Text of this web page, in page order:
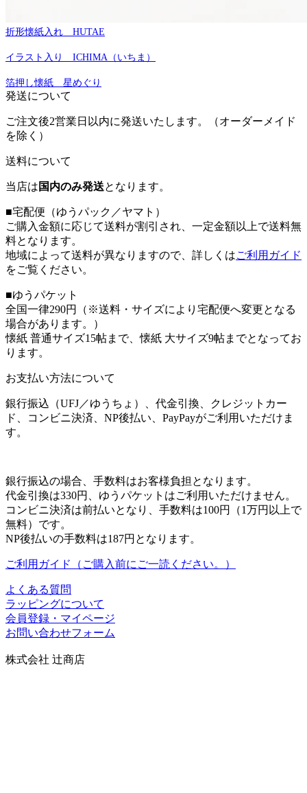
折形懐紙入れ HUTAE
イラスト入り ICHIMA（いちま）
箔押し懐紙 星めぐり
発送について
ご注文後2営業日以内に発送いたします。（オーダーメイド
を除く）
送料について
当店は 国内のみ発送となります。
■宅配便（ゆうパック／ヤマト）
ご購入金額に応じて送料が割引され、一定金額以上で送料無
料となります。
地域によって送料が異なりますので、詳しくはご利用ガイド
をご覧ください。
■ゆうパケット
全国一律290円（※送料・サイズにより宅配便へ変更となる
場合があります。）
懐紙 普通サイズ15帖まで、懐紙 大サイズ9帖までとなってお
ります。
お支払い方法について
銀行振込（UFJ／ゆうちょ）、代金引換、クレジットカー
ド、コンビニ決済、NP後払い、PayPayがご利用いただけま
す。
銀行振込の場合、手数料はお客様負担となります。
代金引換は330円、ゆうパケットはご利用いただけません。
コンビニ決済は前払いとなり、手数料は100円（1万円以上で
無料）です。
NP後払いの手数料は187円となります。
ご利用ガイド（ご購入前にご一読ください。）
よくある質問
ラッピングについて
会員登録・マイページ
お問い合わせフォーム
株式会社 辻商店